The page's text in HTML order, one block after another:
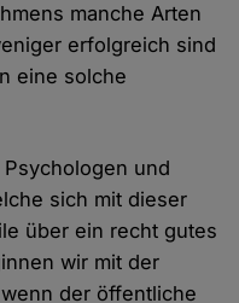
manche Arten
erfolgreich sind
eine solche
und
sich mit dieser
über ein recht gutes
wir mit der
der öffentliche